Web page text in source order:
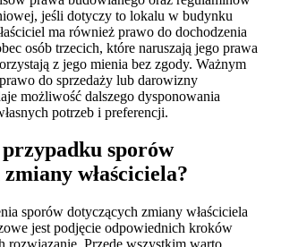
jeśli dotyczy to lokalu w budynku
ma również prawo do dochodzenia
osób trzecich, które naruszają jego prawa
z jego mienia bez zgody. Ważnym
do sprzedaży lub darowizny
możliwość dalszego dysponowania
potrzeb i preferencji.
sporów
właściciela?
sporów dotyczących zmiany właściciela
jest podjęcie odpowiednich kroków